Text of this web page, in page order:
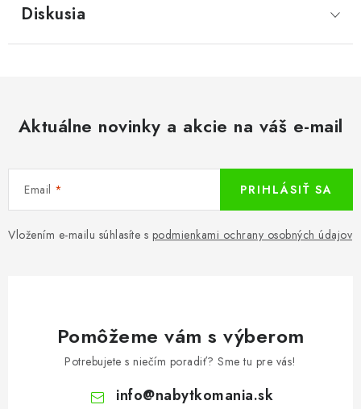
Diskusia
Aktuálne novinky a akcie na váš e-mail
Email
Vložením e-mailu súhlasíte s podmienkami ochrany osobných údajov
PRIHLÁSIŤ SA
Pomôžeme vám s výberom
Potrebujete s niečím poradiť? Sme tu pre vás!
info@nabytkomania.sk